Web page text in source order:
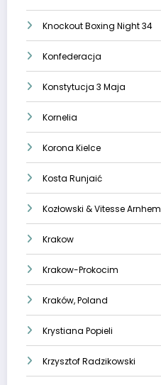
Knockout Boxing Night 34
Konfederacja
Konstytucja 3 Maja
Kornelia
Korona Kielce
Kosta Runjaić
Kozłowski & Vitesse Arnhem
Krakow
Krakow-Prokocim
Kraków, Poland
Krystiana Popieli
Krzysztof Radzikowski